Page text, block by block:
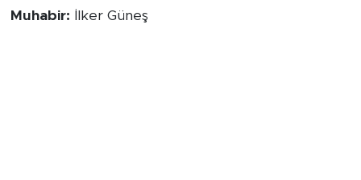
Muhabir: İlker Güneş